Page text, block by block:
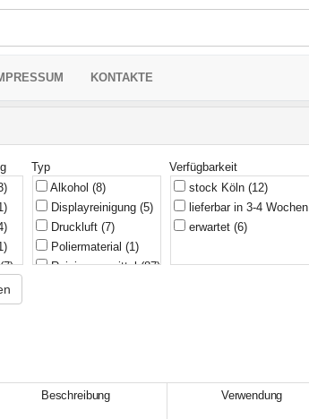
KONTAKTE
(7)
(14)
(2)
Typ
Alkohol (8)
Displayreinigung (5)
Druckluft (7)
Poliermaterial (1)
Reinigungsmittel(87)
Verfügbarkeit
stock Köln (12)
lieferbar in 3-4 Wochen
erwartet (6)
Beschreibung Verwendung